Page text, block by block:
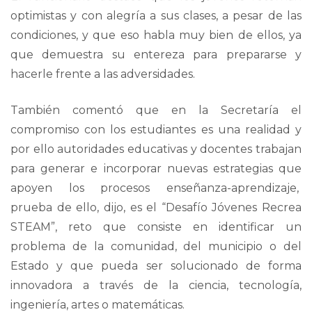
optimistas y con alegría a sus clases, a pesar de las
condiciones, y que eso habla muy bien de ellos, ya
que demuestra su entereza para prepararse y
hacerle frente a las adversidades.
También comentó que en la Secretaría el
compromiso con los estudiantes es una realidad y
por ello autoridades educativas y docentes trabajan
para generar e incorporar nuevas estrategias que
apoyen los procesos enseñanza-aprendizaje,
prueba de ello, dijo, es el “Desafío Jóvenes Recrea
STEAM”, reto que consiste en identificar un
problema de la comunidad, del municipio o del
Estado y que pueda ser solucionado de forma
innovadora a través de la ciencia, tecnología,
ingeniería, artes o matemáticas.